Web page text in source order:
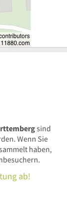
sind
Wenn Sie
haben,
ab!